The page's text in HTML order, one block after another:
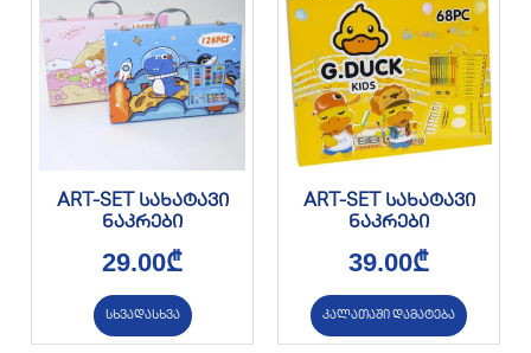
ART-SET სახატავი
ნაკრები
29.00₾
სხვადასხვა
ART-SET სახატავი
ნაკრები
39.00₾
კალათაში დამატება